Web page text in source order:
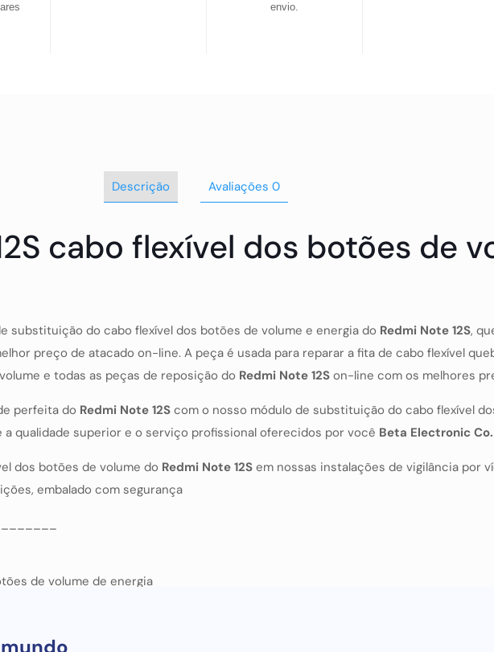
envio.
Descrição Avaliações 0
cabo flexível dos botões de
substituição do cabo flexível dos botões de volume e energia do Redmi Note 12S,
preço de atacado on-line. A peça é usada para reparar a fita de cabo flexível
e todas as peças de reposição do Redmi Note 12S on-line com os melhores
perfeita do Redmi Note 12Scom o nosso módulo de substituição do cabo flexível
qualidade superior e o serviço profissional oferecidos por você Beta Electronic Co.
dos botões de volume do Redmi Note 12Sem nossas instalações de vigilância por
embalado com segurança
de volume de energia